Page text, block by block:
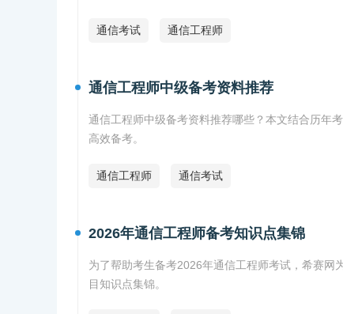
通信考试 通信工程师
通信工程师中级备考资料推荐
通信工程师中级备考资料推荐哪些？本文结合历年
高效备考。
通信工程师 通信考试
2026年通信工程师备考知识点集锦
为了帮助考生备考2026年通信工程师考试，希赛
目知识点集锦。